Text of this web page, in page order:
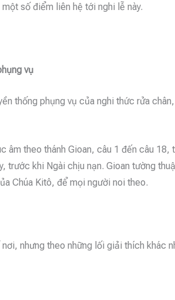
số điểm liên hệ tới nghi lễ này.
vụ
thống phụng vụ của nghi thức rửa
âm theo thánh Gioan, câu 1 đến câu 18,
trước khi Ngài chịu nạn. Gioan tường
Chúa Kitô, để mọi người noi theo.
nhưng theo những lối giải thích khác